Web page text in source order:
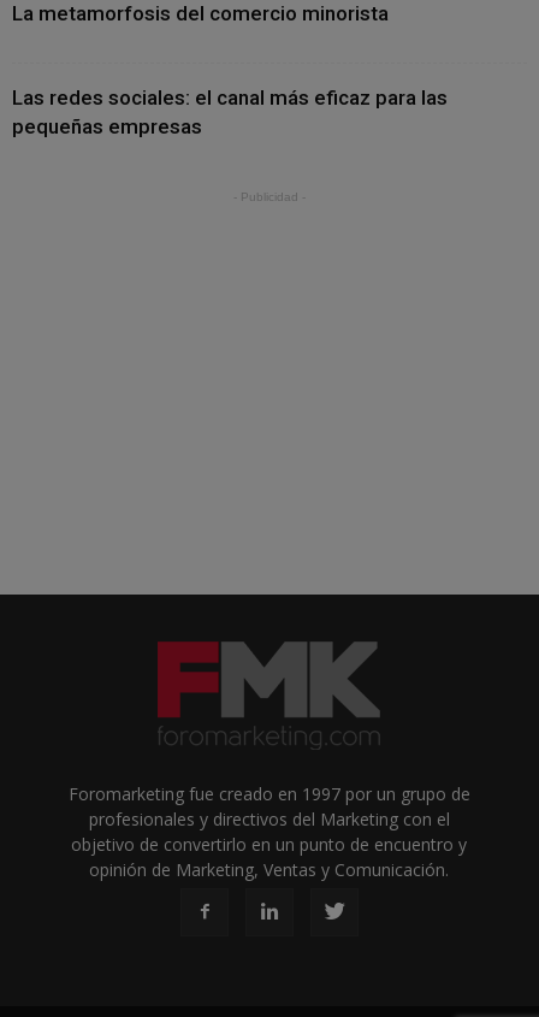
La metamorfosis del comercio minorista
Las redes sociales: el canal más eficaz para las
pequeñas empresas
- Publicidad -
Foromarketing fue creado en 1997 por un grupo de
profesionales y directivos del Marketing con el
objetivo de convertirlo en un punto de encuentro y
opinión de Marketing, Ventas y Comunicación.